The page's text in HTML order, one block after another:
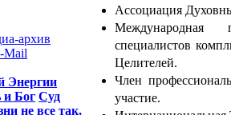
архив
Mail
Энергии
Бог Суд
не все так,
Ассоциация
Международная
специалистов
Целителей.
Член
участие.